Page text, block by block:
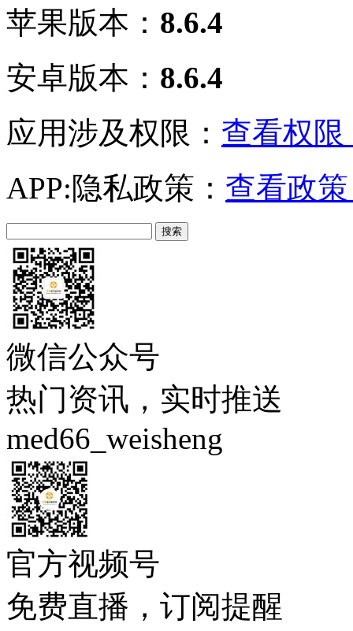
苹果版本： 8.6.4
安卓版本： 8.6.4
应用涉及权限： 查看权限
APP:隐私政策： 查看政
微信公众号
热门资讯，实时推送
med66_weisheng
官方视频号
免费直播，订阅提醒